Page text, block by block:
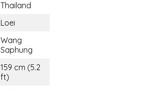
Thailand
Loei
Wang
Saphung
159 cm (5.2
ft)